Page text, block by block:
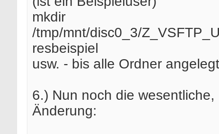
mkdir
/tmp/mnt/disc0_3/
resbeispiel
usw. - bis alle Ordner
6.) Nun noch die wesentliche,
Änderung: